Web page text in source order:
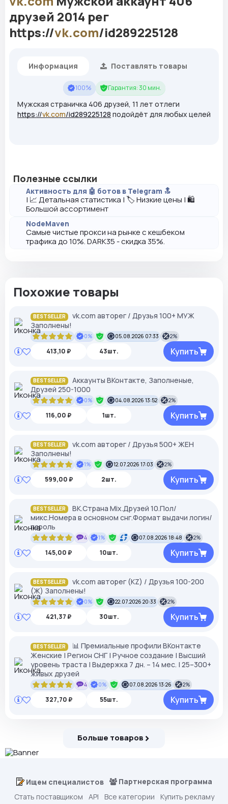
друзей 2014 рег
https://vk.com/id289225128
Информация Поставлять товары
100% Гарантия: 30 мин.
Мужская страничка 406 друзей, 11 лет отлеги
https://vk.com/id289225128 подойдёт для любых целей
Полезные ссылки
Активность для 🤖 ботов в Telegram 🔝
| 📈 Детальная статистика | 🏷️ Низкие цены | 🛍️
Большой ассортимент
NodeMaven
Самые чистые прокси на рынке с кешбеком
трафика до 10%. DARK35 - скидка 35%.
Похожие товары
BESTSELLER
vk.com авторег / Друзья 100+ МУЖ
Заполнены!
0% 05.08.2026 07:33 2%
413,10 ₽ 43шт. Купить
BESTSELLER
Аккаунты ВКонтакте, Заполненые,
Друзей 250-1000
0% 04.08.2026 13:52 2%
116,00 ₽ 1шт. Купить
BESTSELLER
vk.com авторег / Друзья 500+ ЖЕН
Заполнены!
1% 12.07.2026 17:03 2%
599,00 ₽ 2шт. Купить
BESTSELLER
ВК.Страна Mix.Друзей 10.Пол/
микс.Номера в основном снг.Формат выдачи логин/
пароль
4 1% 07.08.2026 18:48 2%
145,00 ₽ 10шт. Купить
BESTSELLER
vk.com авторег (KZ) / Друзья 100-200
(Ж) Заполнены!
0% 22.07.2026 20:33 2%
421,37 ₽ 30шт. Купить
BESTSELLER
📊 Премиальные профили ВКонтакте
Женские | Регион СНГ | Ручное создание | Высший
уровень траста | Выдержка 7 дн. – 14 мес. | 25–300+
живых друзей
4 0% 07.08.2026 13:26 2%
327,70 ₽ 55шт. Купить
Больше товаров
Ищем специалистов
Партнерская программа
Стать поставщиком
API Все категории Купить рекламу